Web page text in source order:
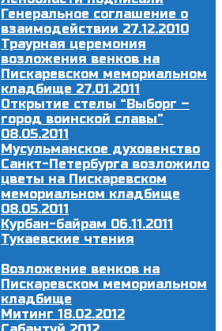
Генеральное соглашение о
взаимодействии 27.12.2010
Траурная церемония
возложения венков на
Пискаревском мемориальном
кладбище 27.01.2011
Открытие стелы “Выборг –
город воинской славы”
08.05.2011
Мусульманское духовенство
Санкт-Петербурга возложило
цветы на Пискаревском
мемориальном кладбище
08.05.2011
Курбан-байрам 06.11.2011
Тукаевские чтения
Возложение венков на
Пискаревском мемориальном
кладбище
Митинг 18.02.2012